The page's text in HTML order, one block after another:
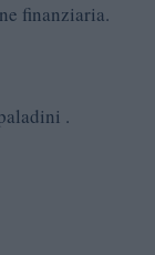
finanziaria.
.